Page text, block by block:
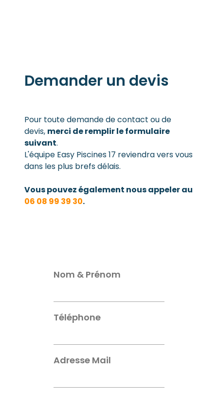
Demander un devis
Pour toute demande de contact ou de
devis, merci de remplir le formulaire
suivant.
L'équipe Easy Piscines 17 reviendra vers vous
dans les plus brefs délais.
Vous pouvez également nous appeler au
06 08 99 39 30.
Nom & Prénom
Téléphone
Adresse Mail